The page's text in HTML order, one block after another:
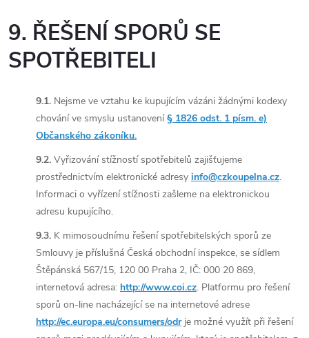
9. ŘEŠENÍ SPORŮ SE
SPOTŘEBITELI
9.1. Nejsme ve vztahu ke kupujícím vázáni žádnými kodexy
chování ve smyslu ustanovení§ 1826 odst. 1 písm. e)
Občanského zákoníku.
9.2. Vyřizování stížností spotřebitelů zajišťujeme
prostřednictvím elektronické adresy info@czkoupelna.cz.
Informaci o vyřízení stížnosti zašleme na elektronickou
adresu kupujícího.
9.3. K mimosoudnímu řešení spotřebitelských sporů ze
Smlouvy je příslušná Česká obchodní inspekce, se sídlem
Štěpánská 567/15, 120 00 Praha 2, IČ: 000 20 869,
internetová adresa: http://www.coi.cz. Platformu pro řešení
sporů on-line nacházející se na internetové adrese
http://ec.europa.eu/consumers/odrje možné využít při řešení